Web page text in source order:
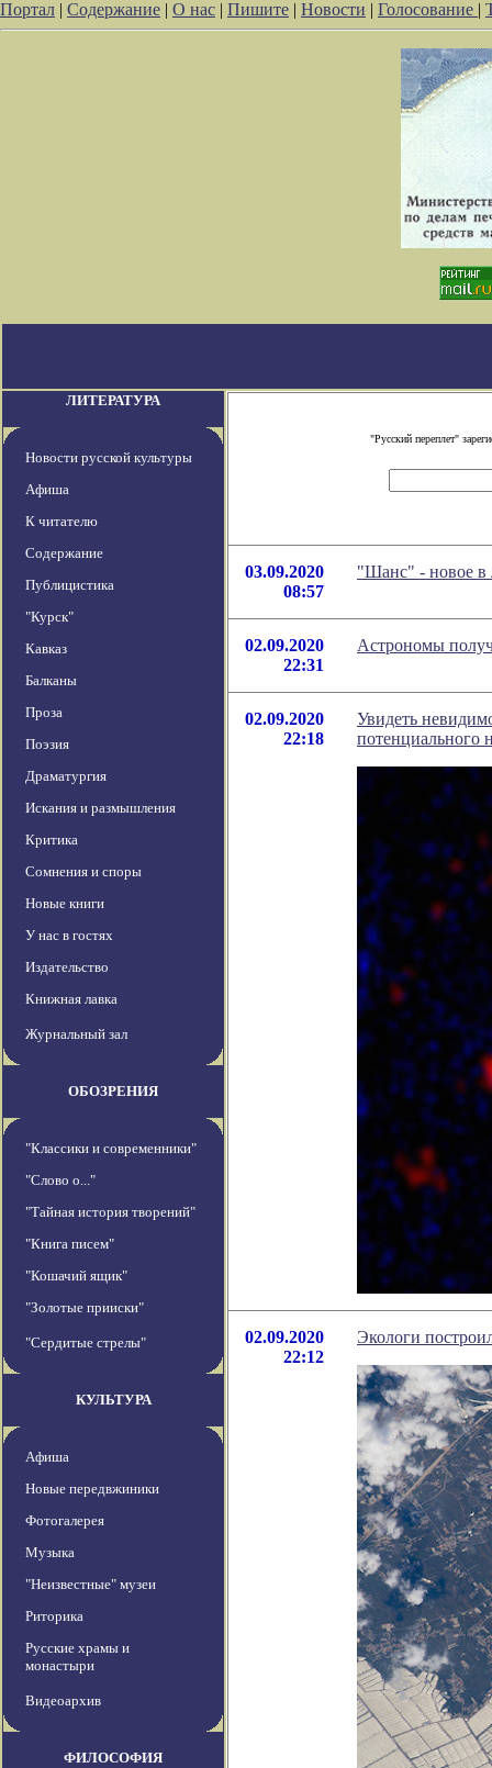
Портал | Содержание | О нас | Пишите | Новости | Голосование |
ЛИТЕРАТУРА
Новости русской культуры
Афиша
К читателю
Содержание
Публицистика
"Курск"
Кавказ
Балканы
Проза
Поэзия
Драматургия
Искания и размышления
Критика
Сомнения и споры
Новые книги
У нас в гостях
Издательство
Книжная лавка
Журнальный зал
ОБОЗРЕНИЯ
"Классики и современники"
"Слово о..."
"Тайная история творений"
"Книга писем"
"Кошачий ящик"
"Золотые прииски"
"Сердитые стрелы"
КУЛЬТУРА
Афиша
Новые передвжиники
Фотогалерея
Музыка
"Неизвестные" музеи
Риторика
Русские храмы и
монастыри
Видеоархив
ФИЛОСОФИЯ
"Русский переплет"
03.09.2020
08:57
"Шанс" - новое в
02.09.2020
22:31
Астрономы
02.09.2020
22:18
Увидеть
потенциального
02.09.2020
22:12
Экологи